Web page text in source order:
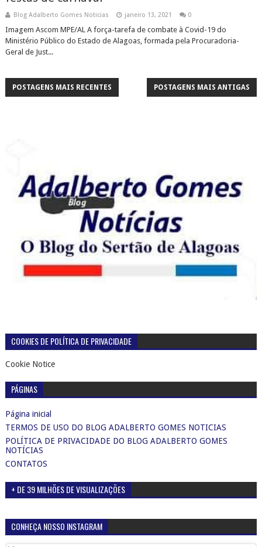
Blog Adalberto Gomes Noticias janeiro 13, 2021 0
Imagem Ascom MPE/AL A força-tarefa de combate à Covid-19 do
Ministério Público do Estado de Alagoas, formada pela Procuradoria-
Geral de Just...
POSTAGENS MAIS RECENTES POSTAGENS MAIS ANTIGAS
COOKIES DE POLÍTICA DE PRIVACIDADE
Cookie Notice
PÁGINAS
Página inicial
TERMOS DE USO DO BLOG ADALBERTO GOMES NOTICIAS
POLÍTICA DE PRIVACIDADE DO BLOG ADALBERTO GOMES
NOTÍCIAS
CONTATOS
+ DE 39 MILHÕES DE VISUALIZAÇÕES
CONHEÇA NOSSO INSTAGRAM